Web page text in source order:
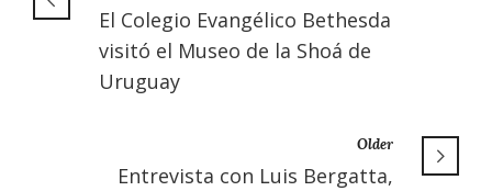
El Colegio Evangélico Bethesda
visitó el Museo de la Shoá de
Uruguay
Older
Entrevista con Luis Bergatta,